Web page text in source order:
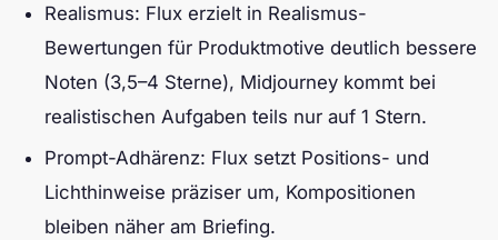
Realismus: Flux erzielt in Realismus-
Bewertungen für Produktmotive deutlich bessere
Noten (3,5–4 Sterne), Midjourney kommt bei
realistischen Aufgaben teils nur auf 1 Stern.
Prompt-Adhärenz: Flux setzt Positions- und
Lichthinweise präziser um, Kompositionen
bleiben näher am Briefing.